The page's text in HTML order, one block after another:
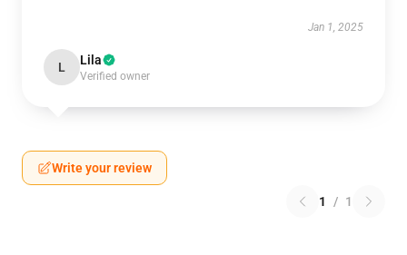
Jan 1, 2025
L Lila
Verified owner
Write your review
1 / 1